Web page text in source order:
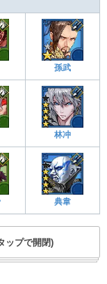
孫武
林冲
典韋
ップで開閉)